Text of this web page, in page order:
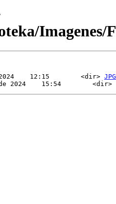
Imagenes/
12:15        <dir> JPG
de 2024    15:54        <dir>